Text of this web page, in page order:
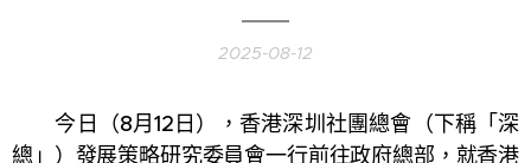
2025-08-12
今日（8月12日），香港深圳社團總會（下稱「深
總」）發展策略研究委員會一行前往政府總部，就香港